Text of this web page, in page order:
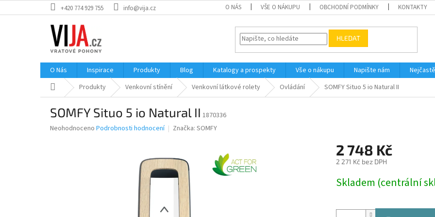
na
+420 774 929 755 info@vija.cz O NÁS VŠE O NÁKUPU OBCHODNÍ PODMÍNKY KONTAKTY
HLEDAT
O Nás Inspirace Produkty Blog Katalogy a prospekty Vše o nákupu Napište nám
Domů Produkty Venkovní stínění Venkovní látkové rolety Ovládání SOMFY Situo 5 io Natural II
SOMFY Situo 5 io Natural II 1870336
Průměrné
Neohodnoceno Podrobnosti hodnocení Značka: SOMFY
2 748 Kč
2 271 Kč bez DPH
cena:
Skladem (centrální